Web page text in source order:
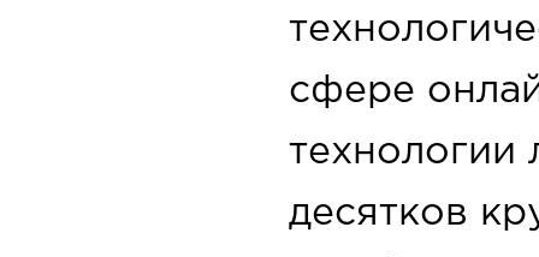
сфере
технологии
десятков